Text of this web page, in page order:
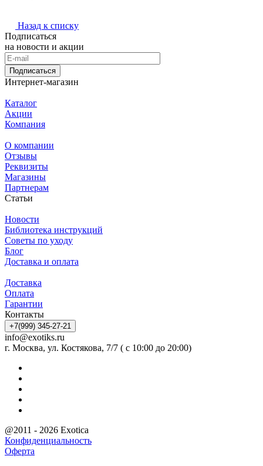
Назад к списку
Подписаться
на новости и акции
Подписаться
Интернет-магазин
Каталог
Акции
Компания
О компании
Отзывы
Реквизиты
Магазины
Партнерам
Статьи
Новости
Библиотека инструкций
Советы по уходу
Блог
Доставка и оплата
Доставка
Оплата
Гарантии
Контакты
+7(999) 345-27-21
info@exotiks.ru
г. Москва, ул. Костякова, 7/7 ( с 10:00 до 20:00)
@2011 - 2026 Exotica
Конфиденциальность
Оферта